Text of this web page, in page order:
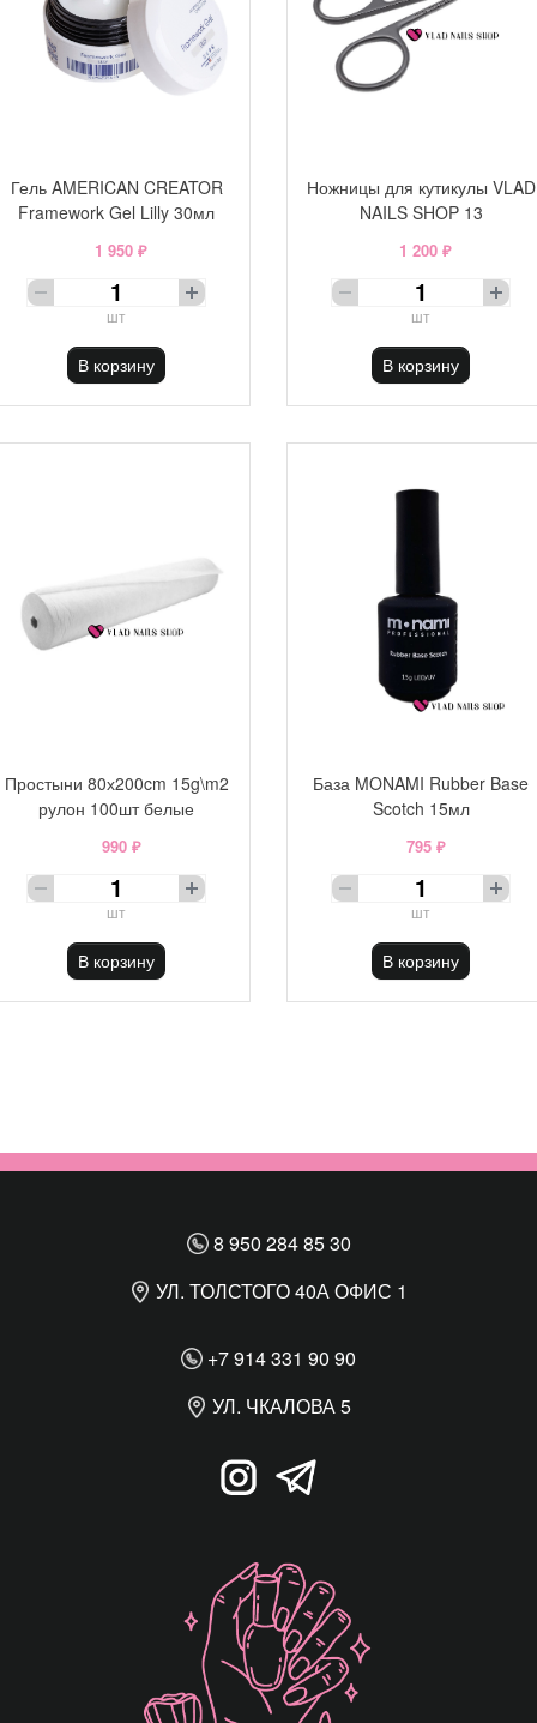
Гель AMERICAN CREATOR
Framework Gel Lilly 30мл
1 950 ₽
шт
В корзину
Ножницы для кутикулы VLAD
NAILS SHOP 13
1 200 ₽
шт
В корзину
Простыни 80х200cm 15g\m2
рулон 100шт белые
990 ₽
шт
В корзину
База MONAMI Rubber Base
Scotch 15мл
795 ₽
шт
В корзину
8 950 284 85 30
УЛ. ТОЛСТОГО 40А ОФИС 1
+7 914 331 90 90
УЛ. ЧКАЛОВА 5